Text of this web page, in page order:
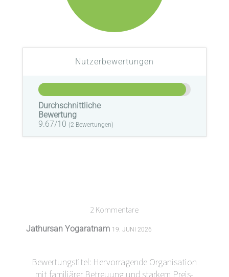
Nutzerbewertungen
Durchschnittliche
Bewertung
9.67/10 (2 Bewertungen)
2 Kommentare
Jathursan Yogaratnam 19. JUNI 2026
Bewertungstitel: Hervorragende Organisation
mit familiärer Betreuung und starkem Preis-